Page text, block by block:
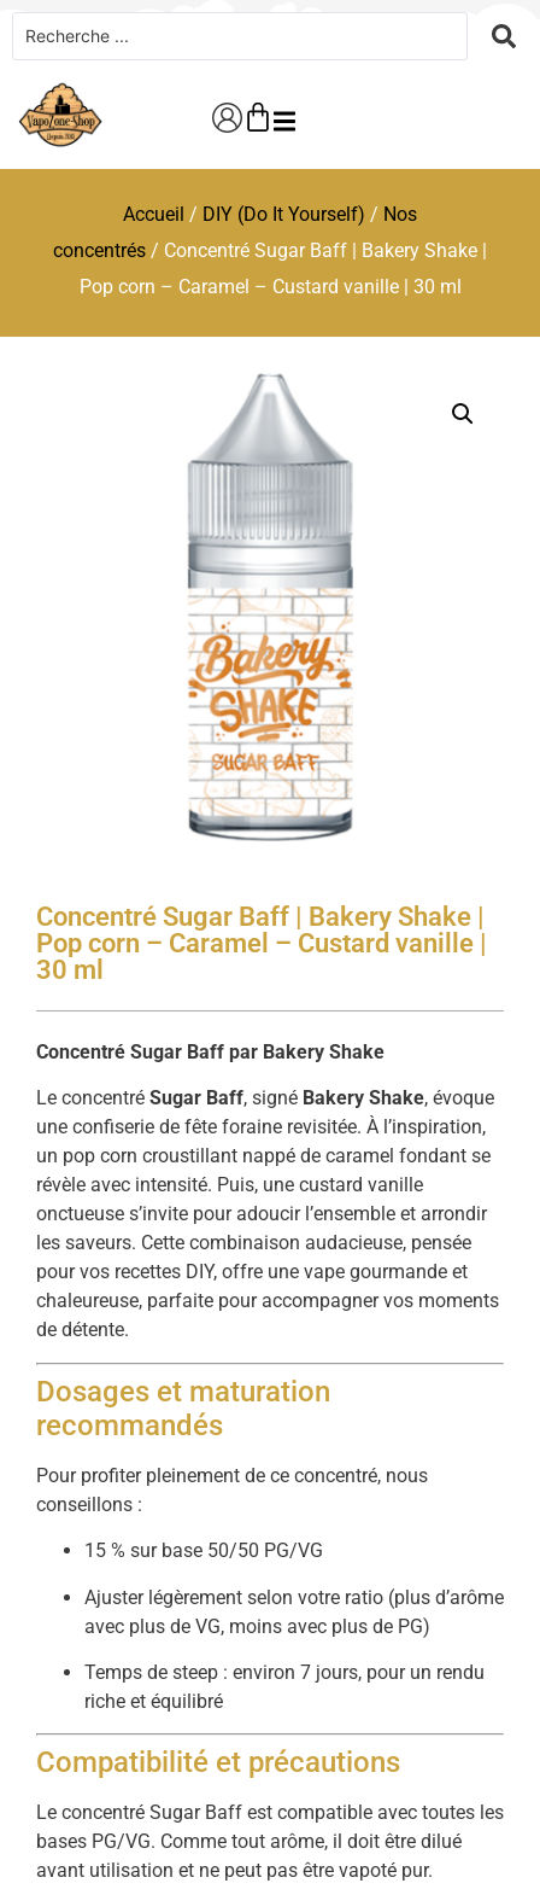
Accueil / DIY (Do It Yourself) / Nos
concentrés / Concentré Sugar Baff | Bakery Shake |
Pop corn – Caramel – Custard vanille | 30 ml
Concentré Sugar Baff | Bakery Shake |
Pop corn – Caramel – Custard vanille |
30 ml
Concentré Sugar Baff par Bakery Shake
Le concentré Sugar Baff, signé Bakery Shake, évoque
une confiserie de fête foraine revisitée. À l’inspiration,
un pop corn croustillant nappé de caramel fondant se
révèle avec intensité. Puis, une custard vanille
onctueuse s’invite pour adoucir l’ensemble et arrondir
les saveurs. Cette combinaison audacieuse, pensée
pour vos recettes DIY, offre une vape gourmande et
chaleureuse, parfaite pour accompagner vos moments
de détente.
Dosages et maturation
recommandés
Pour profiter pleinement de ce concentré, nous
conseillons :
15 % sur base 50/50 PG/VG
Ajuster légèrement selon votre ratio (plus d’arôme
avec plus de VG, moins avec plus de PG)
Temps de steep : environ 7 jours, pour un rendu
riche et équilibré
Compatibilité et précautions
Le concentré Sugar Baff est compatible avec toutes les
bases PG/VG. Comme tout arôme, il doit être dilué
avant utilisation et ne peut pas être vapoté pur.